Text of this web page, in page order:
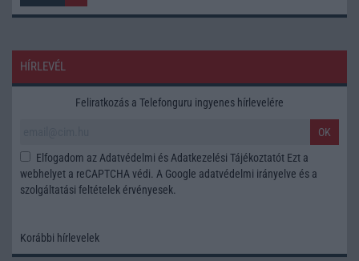
HÍRLEVÉL
Feliratkozás a Telefonguru ingyenes hírlevelére
OK
Elfogadom az Adatvédelmi és Adatkezelési Tájékoztatót Ezt a
webhelyet a reCAPTCHA védi. A Google adatvédelmi irányelve és a
szolgáltatási feltételek érvényesek.
Korábbi hírlevelek